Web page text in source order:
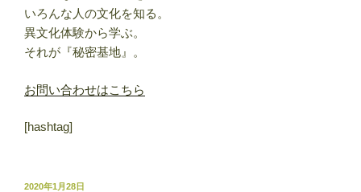
いろんな人の文化を知る。
異文化体験から学ぶ。
それが『秘密基地』。
お問い合わせはこちら
[hashtag]
投
2020年1月28日